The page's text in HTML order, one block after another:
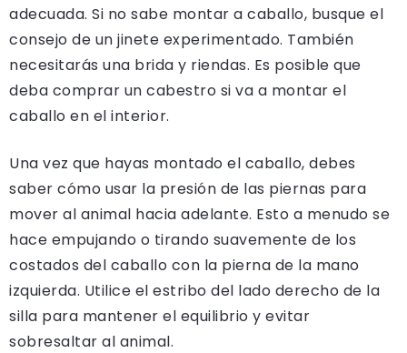
adecuada. Si no sabe montar a caballo, busque el
consejo de un jinete experimentado. También
necesitarás una brida y riendas. Es posible que
deba comprar un cabestro si va a montar el
caballo en el interior.
Una vez que hayas montado el caballo, debes
saber cómo usar la presión de las piernas para
mover al animal hacia adelante. Esto a menudo se
hace empujando o tirando suavemente de los
costados del caballo con la pierna de la mano
izquierda. Utilice el estribo del lado derecho de la
silla para mantener el equilibrio y evitar
sobresaltar al animal.